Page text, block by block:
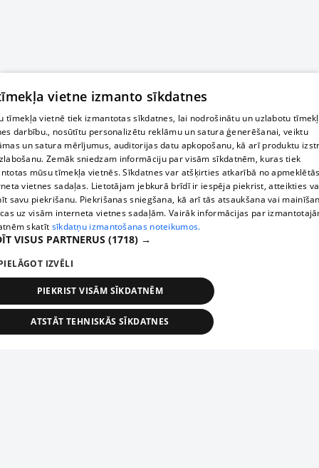
vietne izmanto sīkdatnes
tīmekļa vietnē tiek izmantotas sīkdatnes, lai nodrošinātu un uzlabotu
darbību., nosūtītu personalizētu reklāmu un satura ģenerēšanai, veiktu
un satura mērījumus, auditorijas datu apkopošanu, kā arī produktu
Zemāk sniedzam informāciju par visām sīkdatnēm, kuras tiek
mūsu tīmekļa vietnēs. Sīkdatnes var atšķirties atkarībā no
vietnes sadaļas. Lietotājam jebkurā brīdī ir iespēja piekrist, atteikties
savu piekrišanu. Piekrišanas sniegšana, kā arī tās atsaukšana vai
uz visām interneta vietnes sadaļām. Vairāk informācijas par
skatīt sīkdatņu izmantošanas noteikumos.
VISUS PARTNERUS (1718) →
IZVĒLI
PIEKRIST VISĀM SĪKDATNĒM
ATSTĀT TEHNISKĀS SĪKDATNES